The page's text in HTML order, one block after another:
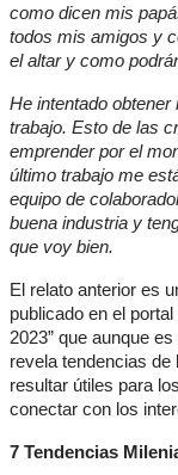
como dicen mis
todos mis amigos y
el altar y como
He intentado
trabajo. Esto de las
emprender por el
último trabajo me
equipo de
buena industria y
que voy bien.
El relato anterior es
publicado en el
2023” que aunque
revela tendencias de
resultar útiles para
conectar con los
7 Tendencias